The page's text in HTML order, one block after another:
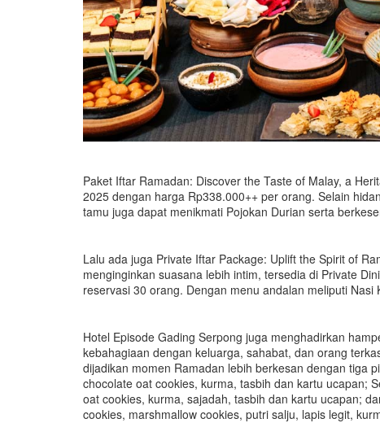
Paket Iftar Ramadan: Discover the Taste of Malay, a
2025 dengan harga Rp338.000++ per orang. Selain
tamu juga dapat menikmati Pojokan Durian serta
Lalu ada juga Private Iftar Package: Uplift the Spirit of
menginginkan suasana lebih intim, tersedia di Private
reservasi 30 orang. Dengan menu andalan meliputi
Hotel Episode Gading Serpong juga menghadirkan
kebahagiaan dengan keluarga, sahabat, dan orang
dijadikan momen Ramadan lebih berkesan dengan tiga
chocolate oat cookies, kurma, tasbih dan kartu ucapan;
oat cookies, kurma, sajadah, tasbih dan kartu ucapan;
cookies, marshmallow cookies, putri salju, lapis legit,